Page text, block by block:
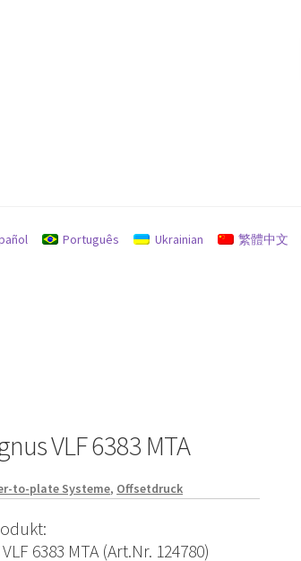
Português Ukrainian 繁體中文
VLF 6383 MTA
to-plate Systeme, Offsetdruck
6383 MTA (Art.Nr. 124780)